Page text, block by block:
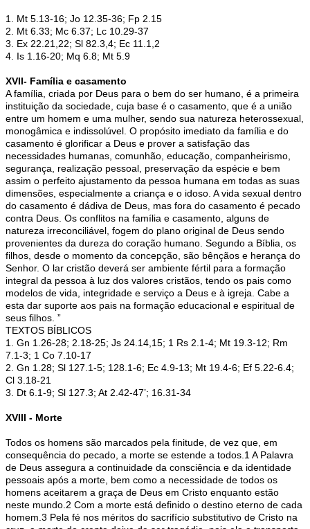
1. Mt 5.13-16; Jo 12.35-36; Fp 2.15
2. Mt 6.33; Mc 6.37; Lc 10.29-37
3. Ex 22.21,22; Sl 82.3,4; Ec 11.1,2
4. Is 1.16-20; Mq 6.8; Mt 5.9
XVII- Família e casamento
A família, criada por Deus para o bem do ser humano, é a primeira
instituição da sociedade, cuja base é o casamento, que é a união
entre um homem e uma mulher, sendo sua natureza heterossexual,
monogâmica e indissolúvel. O propósito imediato da família e do
casamento é glorificar a Deus e prover a satisfação das
necessidades humanas, comunhão, educação, companheirismo,
segurança, realização pessoal, preservação da espécie e bem
assim o perfeito ajustamento da pessoa humana em todas as suas
dimensões, especialmente a criança e o idoso. A vida sexual dentro
do casamento é dádiva de Deus, mas fora do casamento é pecado
contra Deus. Os conflitos na família e casamento, alguns de
natureza irreconciliável, fogem do plano original de Deus sendo
provenientes da dureza do coração humano. Segundo a Bíblia, os
filhos, desde o momento da concepção, são bênçãos e herança do
Senhor. O lar cristão deverá ser ambiente fértil para a formação
integral da pessoa à luz dos valores cristãos, tendo os pais como
modelos de vida, integridade e serviço a Deus e à igreja. Cabe a
esta dar suporte aos pais na formação educacional e espiritual de
seus filhos. ”
TEXTOS BÍBLICOS
1. Gn 1.26-28; 2.18-25; Js 24.14,15; 1 Rs 2.1-4; Mt 19.3-12; Rm
7.1-3; 1 Co 7.10-17
2. Gn 1.28; Sl 127.1-5; 128.1-6; Ec 4.9-13; Mt 19.4-6; Ef 5.22-6.4;
Cl 3.18-21
3. Dt 6.1-9; Sl 127.3; At 2.42-47’; 16.31-34
XVIII - Morte
Todos os homens são marcados pela finitude, de vez que, em
consequência do pecado, a morte se estende a todos.1 A Palavra
de Deus assegura a continuidade da consciência e da identidade
pessoais após a morte, bem como a necessidade de todos os
homens aceitarem a graça de Deus em Cristo enquanto estão
neste mundo.2 Com a morte está definido o destino eterno de cada
homem.3 Pela fé nos méritos do sacrifício substitutivo de Cristo na